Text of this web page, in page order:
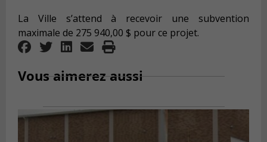
La Ville s’attend à recevoir une subvention
maximale de 275 940,00 $ pour ce projet.
Vous aimerez aussi